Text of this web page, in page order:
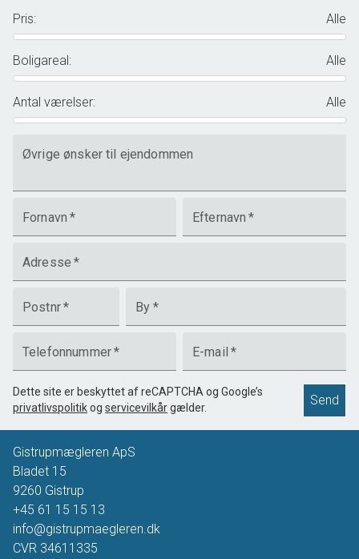
Pris: Alle
Boligareal: Alle
Antal værelser: Alle
Øvrige ønsker til ejendommen
Fornavn * Efternavn *
Adresse *
Postnr* By *
Telefonnummer* E-mail *
Dette site er beskyttet af reCAPTCHA og Google’s
privatlivspolitikog servicevilkårgælder. Send
Gistrupmægleren ApS
Bladet 15
9260 Gistrup
+45 61 15 15 13
info@gistrupmaegleren.dk
CVR 34611335